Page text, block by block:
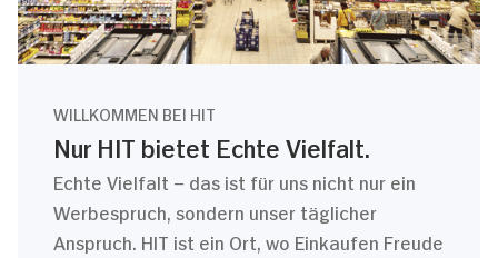
WILLKOMMEN BEI HIT
Nur HIT bietet Echte Vielfalt.
Echte Vielfalt – das ist für uns nicht nur ein
Werbespruch, sondern unser täglicher
Anspruch. HIT ist ein Ort, wo Einkaufen Freude